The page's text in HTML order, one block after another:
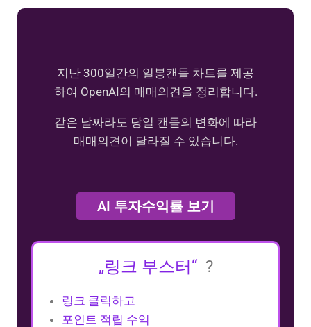
지난 300일간의 일봉캔들 차트를 제공
하여 OpenAI의 매매의견을 정리합니다.
같은 날짜라도 당일 캔들의 변화에 따라
매매의견이 달라질 수 있습니다.
AI 투자수익률 보기
„링크 부스터“ ?
링크 클릭하고
포인트 적립 수익